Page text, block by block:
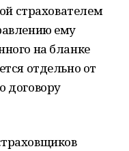
страхователем
ему
на бланке
отдельно от
договору